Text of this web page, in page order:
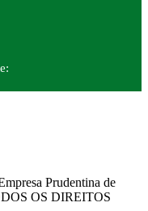
Prudentina de
OS DIREITOS